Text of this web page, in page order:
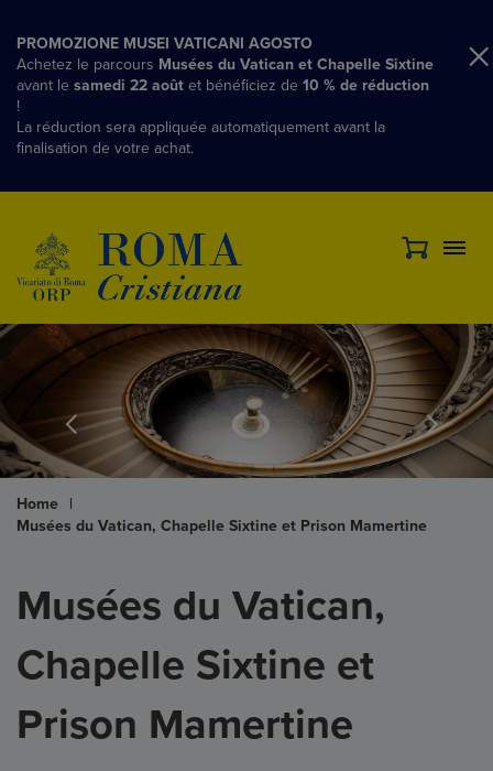
PROMOZIONE MUSEI VATICANI AGOSTO
Achetez le parcours Musées du Vatican et Chapelle Sixtine
avant le samedi 22 août et bénéficiez de 10 % de réduction
!
La réduction sera appliquée automatiquement avant la
finalisation de votre achat.
Home
|
Musées du Vatican, Chapelle Sixtine et Prison Mamertine
Musées du Vatican,
Chapelle Sixtine et
Prison Mamertine